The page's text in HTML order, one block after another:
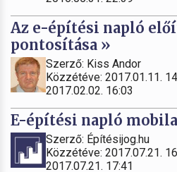
Az e-építési napló
pontosítása »
Szerző: Kiss Andor
Közzétéve: 2017.01.11.
2017.02.02. 16:03
E-építési napló
Szerző: Építésijog.hu
Közzétéve: 2017.07.21.
2017.07.21. 17:41